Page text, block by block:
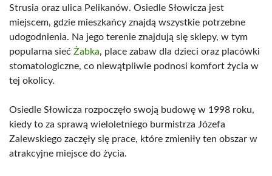
Strusia oraz ulica Pelikanów. Osiedle Słowicza jest
miejscem, gdzie mieszkańcy znajdą wszystkie potrzebne
udogodnienia. Na jego terenie znajdują się sklepy, w tym
popularna sieć Żabka, place zabaw dla dzieci oraz placówki
stomatologiczne, co niewątpliwie podnosi komfort życia w
tej okolicy.
Osiedle Słowicza rozpoczęło swoją budowę w 1998 roku,
kiedy to za sprawą wieloletniego burmistrza Józefa
Zalewskiego zaczęły się prace, które zmieniły ten obszar w
atrakcyjne miejsce do życia.